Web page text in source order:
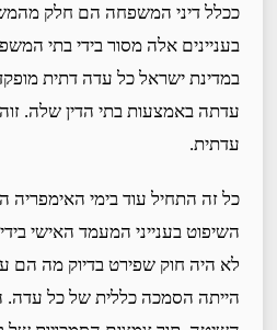
ככלל דיני המשפחה הם חלק
בעניינים אלה מסור בידי בתי
במדינת ישראל כל עדה דתית
עדתה באמצעות בתי הדין שלה.
עדתית.
כל זה התחיל עוד בימי האימפריה
השיפוט בענייני המעמד האישי
לא היה חוק שפירט בדיוק מה הם
הייתה הסמכה כללית של כל עדה.